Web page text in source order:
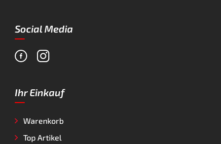
Social Media
Ihr Einkauf
Warenkorb
Top Artikel